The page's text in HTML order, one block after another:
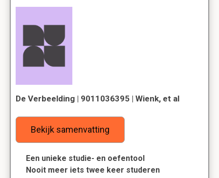
De Verbeelding | 9011036395 | Wienk, et al
Bekijk samenvatting
Een unieke studie- en oefentool
Nooit meer iets twee keer studeren